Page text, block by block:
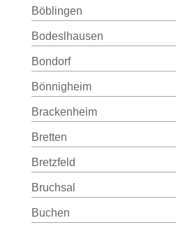
Böblingen
Bodeslhausen
Bondorf
Bönnigheim
Brackenheim
Bretten
Bretzfeld
Bruchsal
Buchen